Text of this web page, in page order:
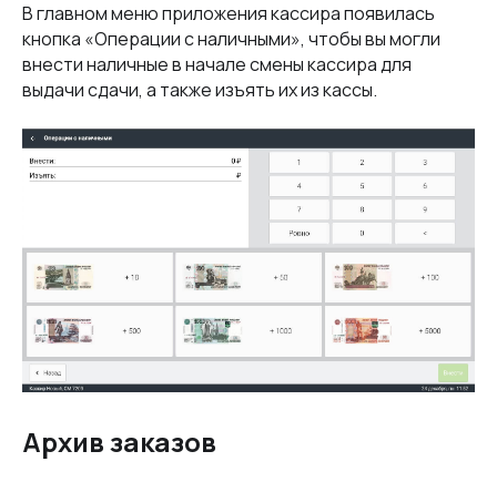
В главном меню приложения кассира появилась
кнопка «Операции с наличными», чтобы вы могли
внести наличные в начале смены кассира для
выдачи сдачи, а также изъять их из кассы.
Архив заказов